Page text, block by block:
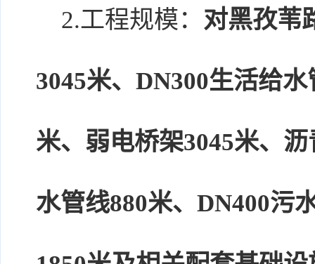
2.工程规模： 对黑孜苇
3045米、DN300生活给
米、弱电桥架3045米、
水管线880米、DN400污